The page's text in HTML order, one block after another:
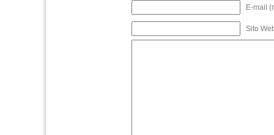
E-mail
Sito